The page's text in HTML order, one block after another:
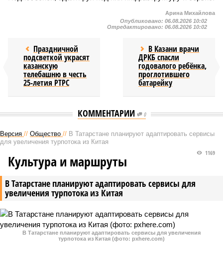
Арина Михайлова
Опубликовано: 06.08.2026 10:02
Отредактировано: 06.08.2026 10:02
Праздничной
подсветкой украсят
казанскую
телебашню в честь
25-летия РТРС
В Казани врачи
ДРКБ спасли
годовалого ребёнка,
проглотившего
батарейку
КОММЕНТАРИИ 0
Версия // Общество // В Татарстане планируют адаптировать сервисы
для увеличения турпотока из Китая
В Татарстане планируют адаптировать сервисы для
увеличения турпотока из Китая
1169
Культура и маршруты
В Татарстане планируют адаптировать сервисы для увеличения
турпотока из Китая (фото: pxhere.com)